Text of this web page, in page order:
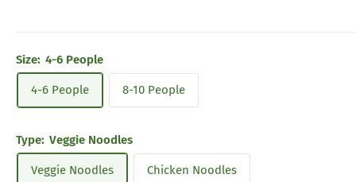
Size: 4-6 People
4-6 People 8-10 People
Type: Veggie Noodles
Veggie Noodles Chicken Noodles